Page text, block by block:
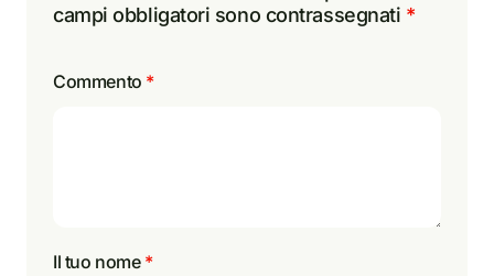
campi obbligatori sono contrassegnati *
Commento *
Il tuo nome *